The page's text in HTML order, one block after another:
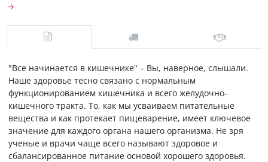
→
"Все начинается в кишечнике" – Вы, наверное, слышали.
Наше здоровье тесно связано с нормальным
функционированием кишечника и всего желудочно-
кишечного тракта. То, как мы усваиваем питательные
вещества и как протекает пищеварение, имеет ключевое
значение для каждого органа нашего организма. Не зря
ученые и врачи чаще всего называют здоровое и
сбалансированное питание основой хорошего здоровья.